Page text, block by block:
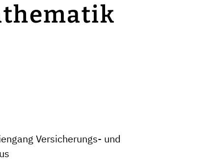
Versicherungs- und